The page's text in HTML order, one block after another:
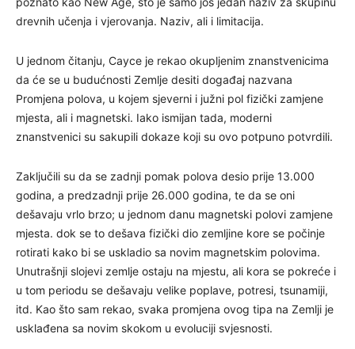
drevnih učenja i vjerovanja. Naziv, ali i limitacija.
U jednom čitanju, Cayce je rekao okupljenim znanstvenicima
da će se u budućnosti Zemlje desiti događaj nazvana
Promjena polova, u kojem sjeverni i južni pol fizički zamjene
mjesta, ali i magnetski. Iako ismijan tada, moderni
znanstvenici su sakupili dokaze koji su ovo potpuno potvrdili.
Zaključili su da se zadnji pomak polova desio prije 13.000
godina, a predzadnji prije 26.000 godina, te da se oni
dešavaju vrlo brzo; u jednom danu magnetski polovi zamjene
mjesta. dok se to dešava fizički dio zemljine kore se počinje
rotirati kako bi se uskladio sa novim magnetskim polovima.
Unutrašnji slojevi zemlje ostaju na mjestu, ali kora se pokreće i
u tom periodu se dešavaju velike poplave, potresi, tsunamiji,
itd. Kao što sam rekao, svaka promjena ovog tipa na Zemlji je
usklađena sa novim skokom u evoluciji svjesnosti.